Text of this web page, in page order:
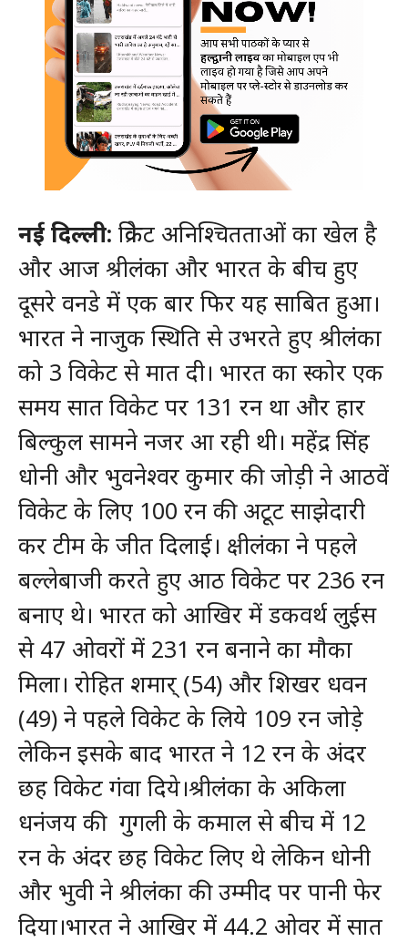
नई दिल्ली: क्रिकेट अनिश्चितताओं का खेल है
और आज श्रीलंका और भारत के बीच हुए
दूसरे वनडे में एक बार फिर यह साबित हुआ।
भारत ने नाजुक स्थिति से उभरते हुए श्रीलंका
को 3 विकेट से मात दी। भारत का स्कोर एक
समय सात विकेट पर 131 रन था और हार
बिल्कुल सामने नजर आ रही थी। महेंद्र सिंह
धोनी और भुवनेश्वर कुमार की जोड़ी ने आठवें
विकेट के लिए 100 रन की अटूट साझेदारी
कर टीम के जीत दिलाई। क्षीलंका ने पहले
बल्लेबाजी करते हुए आठ विकेट पर 236 रन
बनाए थे। भारत को आखिर में डकवर्थ लुईस
से 47 ओवरों में 231 रन बनाने का मौका
मिला। रोहित शमार् (54) और शिखर धवन
(49) ने पहले विकेट के लिये 109 रन जोड़े
लेकिन इसके बाद भारत ने 12 रन के अंदर
छह विकेट गंवा दिये।श्रीलंका के अकिला
धनंजय की गुगली के कमाल से बीच में 12
रन के अंदर छह विकेट लिए थे लेकिन धोनी
और भुवी ने श्रीलंका की उम्मीद पर पानी फेर
दिया।भारत ने आखिर में 44.2 ओवर में सात